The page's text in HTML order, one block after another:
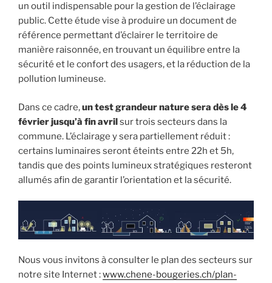
un outil indispensable pour la gestion de l’éclairage
public. Cette étude vise à produire un document de
référence permettant d’éclairer le territoire de
manière raisonnée, en trouvant un équilibre entre la
sécurité et le confort des usagers, et la réduction de la
pollution lumineuse.
Dans ce cadre,un test grandeur nature sera dès le 4
février jusqu’à fin avrilsur trois secteurs dans la
commune. L’éclairage y sera partiellement réduit :
certains luminaires seront éteints entre 22h et 5h,
tandis que des points lumineux stratégiques resteront
allumés afin de garantir l’orientation et la sécurité.
Nous vous invitons à consulter le plan des secteurs sur
notre site Internet :www.chene-bougeries.ch/plan-